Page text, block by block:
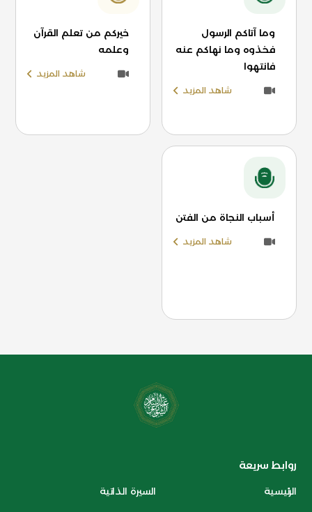
وما آتاكم الرسول
فخذوه وما نهاكم عنه
فانتهوا
شاهد المزيد
خيركم من تعلم القرآن
وعلمه
شاهد المزيد
أسباب النجاة من الفتن
شاهد المزيد
روابط سريعة
الرئيسية السيرة الذاتية